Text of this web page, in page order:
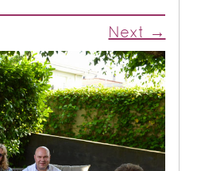
Next →